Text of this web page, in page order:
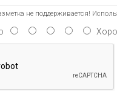
не поддерживается!